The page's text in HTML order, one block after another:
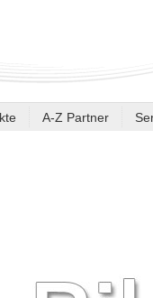
A-Z Partner